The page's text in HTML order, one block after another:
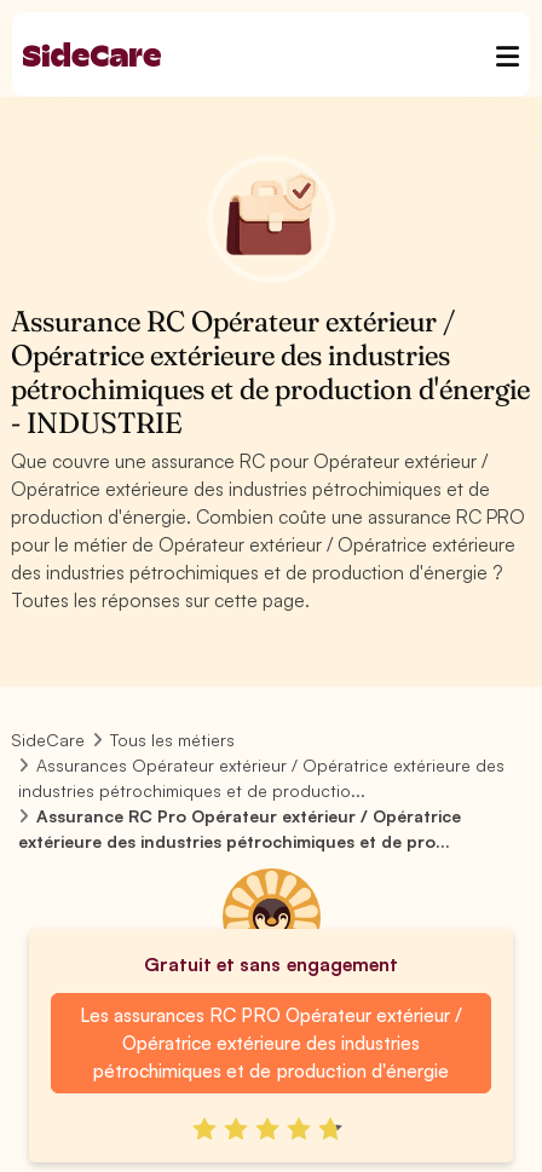
Assurance RC Opérateur extérieur /
Opératrice extérieure des industries
pétrochimiques et de production d'énergie
- INDUSTRIE
Que couvre une assurance RC pour Opérateur extérieur /
Opératrice extérieure des industries pétrochimiques et de
production d'énergie. Combien coûte une assurance RC PRO
pour le métier de Opérateur extérieur / Opératrice extérieure
des industries pétrochimiques et de production d'énergie ?
Toutes les réponses sur cette page.
SideCare
Tous les métiers
Assurances Opérateur extérieur / Opératrice extérieure des
industries pétrochimiques et de productio...
Assurance RC Pro Opérateur extérieur / Opératrice
extérieure des industries pétrochimiques et de pro...
Gratuit et sans engagement
Les assurances RC PRO Opérateur extérieur /
Opératrice extérieure des industries
pétrochimiques et de production d'énergie